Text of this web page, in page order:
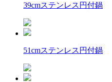
39cmステンレス円付鍋
51cmステンレス円付鍋